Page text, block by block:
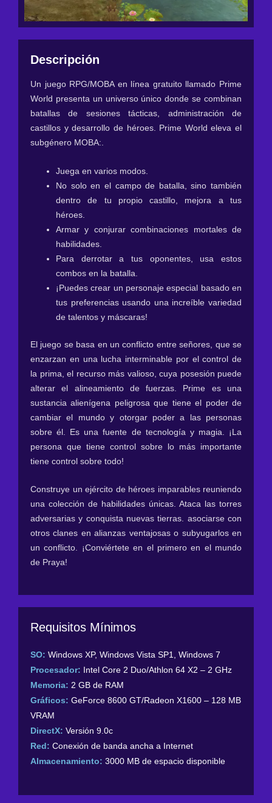
Descripción
Un juego RPG/MOBA en línea gratuito llamado Prime
World presenta un universo único donde se combinan
batallas de sesiones tácticas, administración de
castillos y desarrollo de héroes. Prime World eleva el
subgénero MOBA:.
Juega en varios modos.
No solo en el campo de batalla, sino también
dentro de tu propio castillo, mejora a tus
héroes.
Armar y conjurar combinaciones mortales de
habilidades.
Para derrotar a tus oponentes, usa estos
combos en la batalla.
¡Puedes crear un personaje especial basado en
tus preferencias usando una increíble variedad
de talentos y máscaras!
El juego se basa en un conflicto entre señores, que se
enzarzan en una lucha interminable por el control de
la prima, el recurso más valioso, cuya posesión puede
alterar el alineamiento de fuerzas. Prime es una
sustancia alienígena peligrosa que tiene el poder de
cambiar el mundo y otorgar poder a las personas
sobre él. Es una fuente de tecnología y magia. ¡La
persona que tiene control sobre lo más importante
tiene control sobre todo!
Construye un ejército de héroes imparables reuniendo
una colección de habilidades únicas. Ataca las torres
adversarias y conquista nuevas tierras. asociarse con
otros clanes en alianzas ventajosas o subyugarlos en
un conflicto. ¡Conviértete en el primero en el mundo
de Praya!
Requisitos Mínimos
SO: Windows XP, Windows Vista SP1, Windows 7
Procesador: Intel Core 2 Duo/Athlon 64 X2 – 2 GHz
Memoria: 2 GB de RAM
Gráficos: GeForce 8600 GT/Radeon X1600 – 128 MB
VRAM
DirectX: Versión 9.0c
Red: Conexión de banda ancha a Internet
Almacenamiento: 3000 MB de espacio disponible